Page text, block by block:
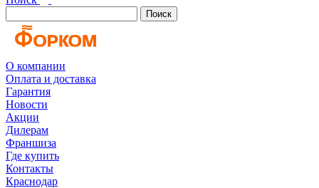
Поиск
О компании
Оплата и доставка
Гарантия
Новости
Акции
Дилерам
Франшиза
Где купить
Контакты
Краснодар